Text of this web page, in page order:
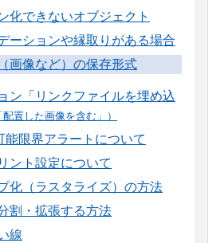
化できないオブジェクト
ーションや縁取りがある場合
画像など）の保存形式
ン「リンクファイルを埋め込
置した画像を含む」）
能限界アラートについて
ント設定について
化（ラスタライズ）の方法
割・拡張する方法
線